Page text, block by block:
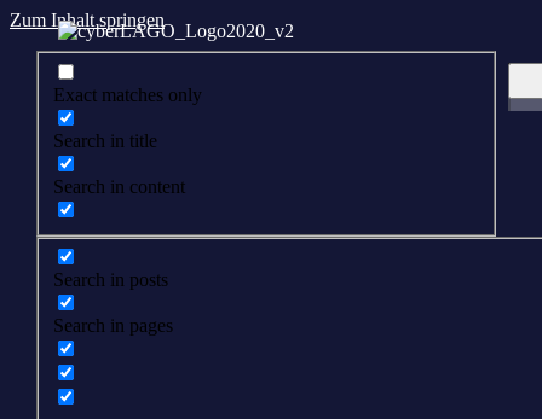
Zum Inhalt springen
Exact matches only
Search in title
Search in content
Search in posts
Search in pages